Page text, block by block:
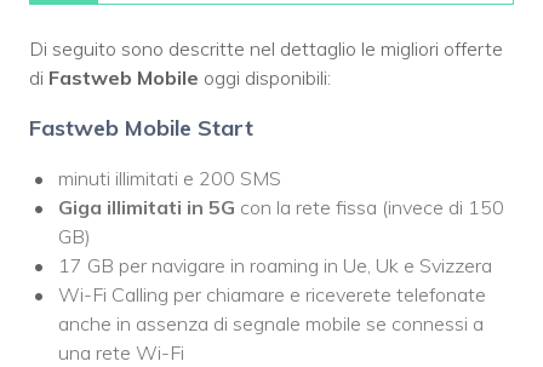
Di seguito sono descritte nel dettaglio le migliori offerte
di Fastweb Mobile oggi disponibili:
Fastweb Mobile Start
minuti illimitati e 200 SMS
Giga illimitati in 5G con la rete fissa (invece di 150
GB)
17 GB per navigare in roaming in Ue, Uk e Svizzera
Wi-Fi Calling per chiamare e riceverete telefonate
anche in assenza di segnale mobile se connessi a
una rete Wi-Fi